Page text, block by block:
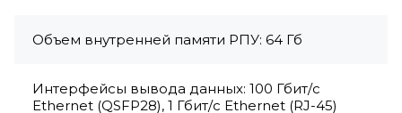
Объем внутренней памяти РПУ: 64 Гб
Интерфейсы вывода данных: 100 Гбит/с
Ethernet (QSFP28), 1 Гбит/с Ethernet (RJ-45)